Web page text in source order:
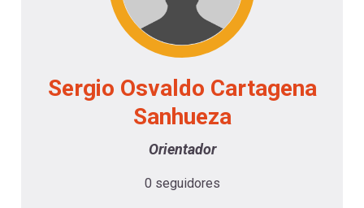
cuenta
Mobile]
navegación
Sergio Osvaldo Cartagena
Sanhueza
Orientador
0 seguidores